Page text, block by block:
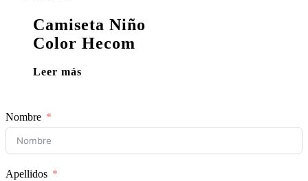
Camiseta Niño
Color Hecom
Leer más
Nombre
Apellidos